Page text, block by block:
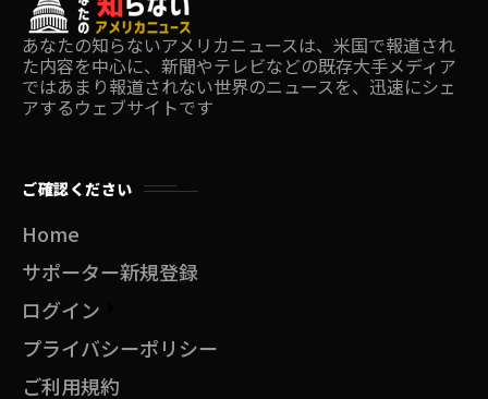
あなたの知らないアメリカニュースは、米国で報道され
た内容を中心に、新聞やテレビなどの既存大手メディア
ではあまり報道されない世界のニュースを、迅速にシェ
アするウェブサイトです
ご確認ください
Home
サポーター新規登録
ログイン
プライバシーポリシー
ご利用規約